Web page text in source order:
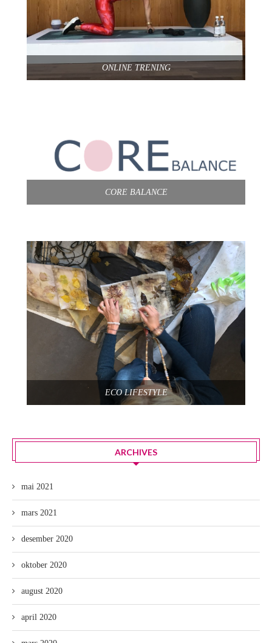
ONLINE TRENING
CORE BALANCE
ECO LIFESTYLE
ARCHIVES
mai 2021
mars 2021
desember 2020
oktober 2020
august 2020
april 2020